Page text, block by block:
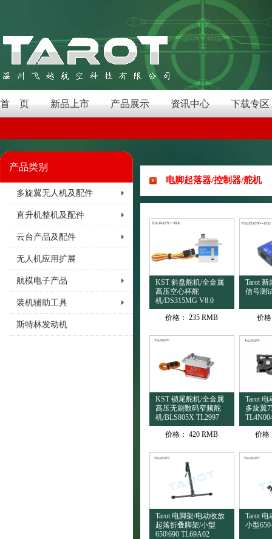
首 页 新品上市 产品展示 资讯中心 下载专区
产品类别
多旋翼无人机及配件
直升机整机及配件
云台产品及配件
无人机应用扩展
航模电子产品
装机辅助工具
斯特林发动机
电脚起落器/控制器/舵机
KST 斜盘舵机/全金属
高压空心杯舵
机/DS315MG V8.0
价格： 235 RMB
Tarot
信号测
价
KST 锁尾舵机/全金属
高压无刷数码窄频舵
机/BLS805X TL2997
价格： 420 RMB
Tarot
多旋翼
价格
Tarot 电脚架/电动收放
起落折叠脚架/小型
650\690 TL69A02
Tarot
小型